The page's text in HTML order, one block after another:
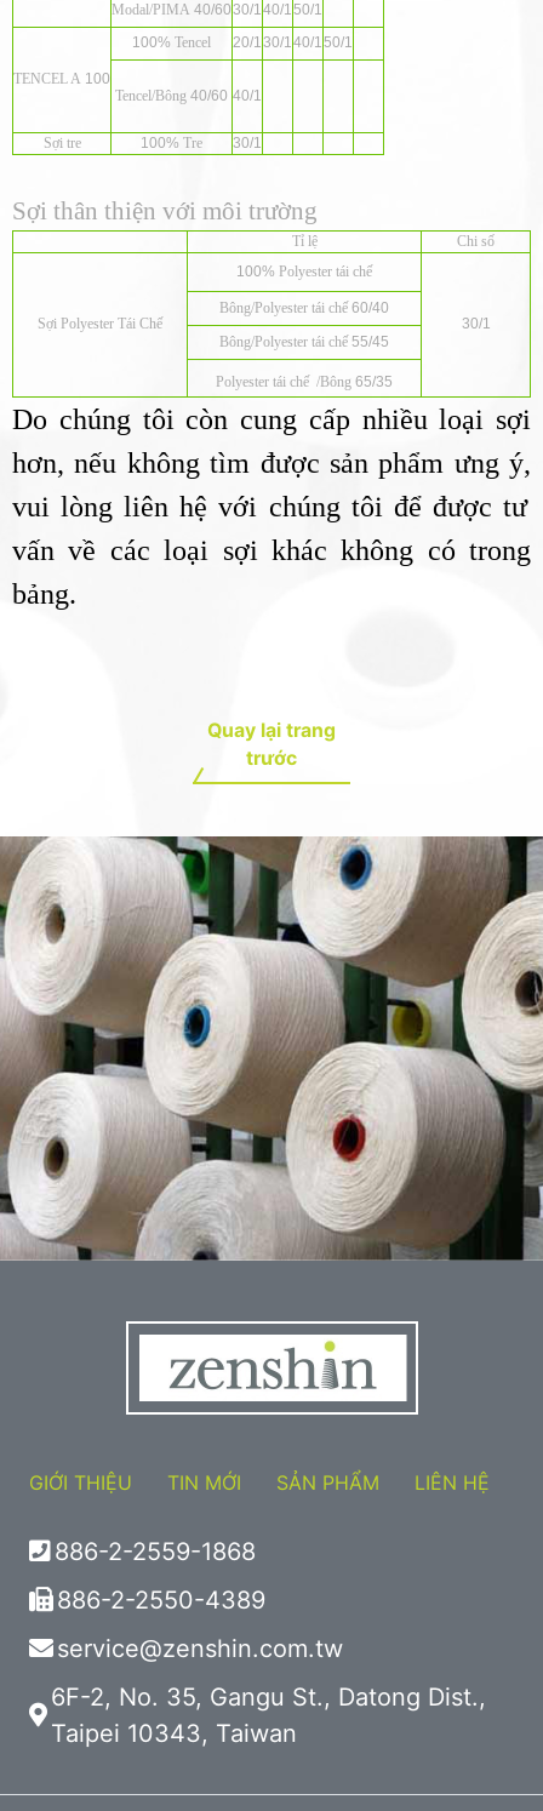
Modal/PIMA 40/6030/1 40/1 50/1
TENCEL A 100
100% Tencel 20/1 30/1 40/1 50/1
Tencel/Bông 40/60 40/1
Sợi tre 100% Tre 30/1
Sợi thân thiện với môi trường
Tỉ lệ Chi số
Sợi Polyester Tái Chế
100% Polyester tái chế
30/1
Bông/Polyester tái chế 60/40
Bông/Polyester tái chế 55/45
Polyester tái chế /Bông 65/35
Do chúng tôi còn cung cấp nhiều loại sợi
hơn, nếu không tìm được sản phẩm ưng ý,
vui lòng liên hệ với chúng tôi để được tư
vấn về các loại sợi khác không có trong
bảng.
Quay lại trang
trước
GIỚI THIỆU TIN MỚI SẢN PHẨM LIÊN HỆ
886-2-2559-1868
886-2-2550-4389
service@zenshin.com.tw
6F-2, No. 35, Gangu St., Datong Dist.,
Taipei 10343, Taiwan